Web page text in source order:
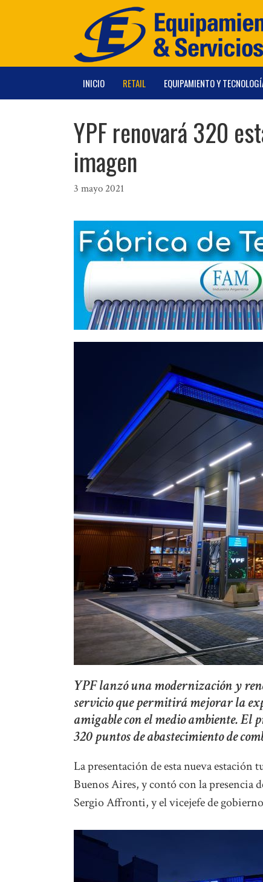
INICIO RETAIL EQUIPAMIENTO Y
YPF renovará 320
imagen
3 mayo 2021
YPF lanzó una modernización y
servicio que permitirá mejorar la
amigable con el medio ambiente.
320 puntos de abastecimiento de
La presentación de esta nueva
Buenos Aires, y contó con la presencia
Sergio Affronti, y el vicejefe de